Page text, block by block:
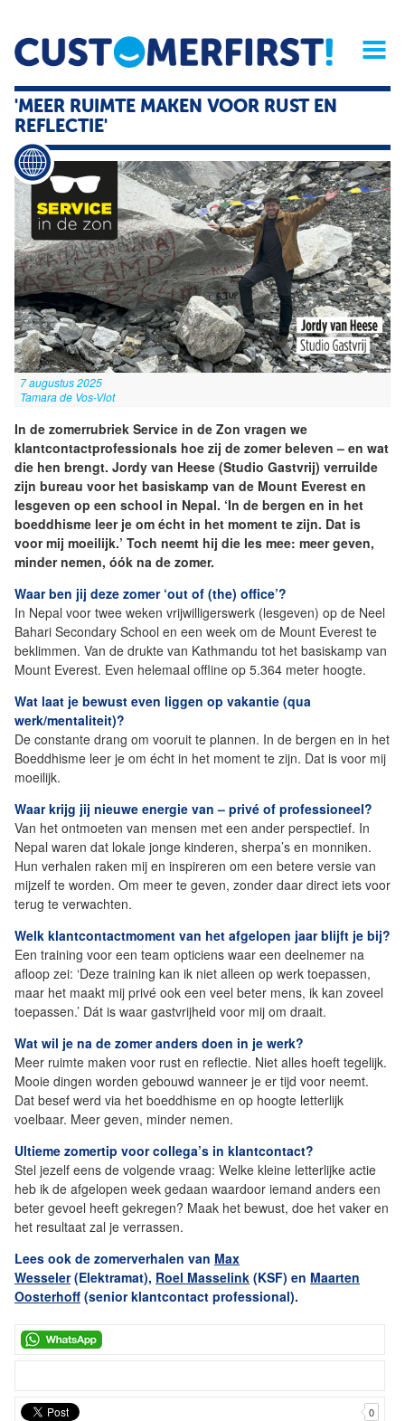
Home Opinie Archief
Magazine
Service
Buyers'Guide
'MEER RUIMTE MAKEN VOOR RUST EN
REFLECTIE'
7 augustus 2025
Tamara de Vos-Vlot
In de zomerrubriek Service in de Zon vragen we
klantcontactprofessionals hoe zij de zomer beleven – en wat
die hen brengt. Jordy van Heese (Studio Gastvrij) verruilde
zijn bureau voor het basiskamp van de Mount Everest en
lesgeven op een school in Nepal. ‘In de bergen en in het
boeddhisme leer je om écht in het moment te zijn. Dat is
voor mij moeilijk.’ Toch neemt hij die les mee: meer geven,
minder nemen, óók na de zomer.
Waar ben jij deze zomer ‘out of (the) office’?
In Nepal voor twee weken vrijwilligerswerk (lesgeven) op de Neel
Bahari Secondary School en een week om de Mount Everest te
beklimmen. Van de drukte van Kathmandu tot het basiskamp van
Mount Everest. Even helemaal offline op 5.364 meter hoogte.
Wat laat je bewust even liggen op vakantie (qua
werk/mentaliteit)?
De constante drang om vooruit te plannen. In de bergen en in het
Boeddhisme leer je om écht in het moment te zijn. Dat is voor mij
moeilijk.
Waar krijg jij nieuwe energie van – privé of professioneel?
Van het ontmoeten van mensen met een ander perspectief. In
Nepal waren dat lokale jonge kinderen, sherpa’s en monniken.
Hun verhalen raken mij en inspireren om een betere versie van
mijzelf te worden. Om meer te geven, zonder daar direct iets voor
terug te verwachten.
Welk klantcontactmoment van het afgelopen jaar blijft je bij?
Een training voor een team opticiens waar een deelnemer na
afloop zei: ‘Deze training kan ik niet alleen op werk toepassen,
maar het maakt mij privé ook een veel beter mens, ik kan zoveel
toepassen.’ Dát is waar gastvrijheid voor mij om draait.
Wat wil je na de zomer anders doen in je werk?
Meer ruimte maken voor rust en reflectie. Niet alles hoeft tegelijk.
Mooie dingen worden gebouwd wanneer je er tijd voor neemt.
Dat besef werd via het boeddhisme en op hoogte letterlijk
voelbaar. Meer geven, minder nemen.
Ultieme zomertip voor collega’s in klantcontact?
Stel jezelf eens de volgende vraag: Welke kleine letterlijke actie
heb ik de afgelopen week gedaan waardoor iemand anders een
beter gevoel heeft gekregen? Maak het bewust, doe het vaker en
het resultaat zal je verrassen.
Lees ook de zomerverhalen van Max
Wesseler(Elektramat), Roel Masselink (KSF) en Maarten
Oosterhoff (senior klantcontact professional).
0